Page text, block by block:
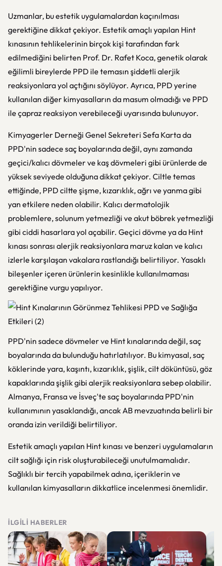
Uzmanlar, bu estetik uygulamalardan kaçınılması
gerektiğine dikkat çekiyor. Estetik amaçlı yapılan Hint
kınasının tehlikelerinin birçok kişi tarafından fark
edilmediğini belirten Prof. Dr. Rafet Koca, genetik olarak
eğilimli bireylerde PPD ile temasın şiddetli alerjik
reaksiyonlara yol açtığını söylüyor. Ayrıca, PPD yerine
kullanılan diğer kimyasalların da masum olmadığı ve PPD
ile çapraz reaksiyon verebileceği uyarısında bulunuyor.
Kimyagerler Derneği Genel Sekreteri Sefa Karta da
PPD'nin sadece saç boyalarında değil, aynı zamanda
geçici/kalıcı dövmeler ve kaş dövmeleri gibi ürünlerde de
yüksek seviyede olduğuna dikkat çekiyor. Ciltle temas
ettiğinde, PPD ciltte şişme, kızarıklık, ağrı ve yanma gibi
yan etkilere neden olabilir. Kalıcı dermatolojik
problemlere, solunum yetmezliği ve akut böbrek yetmezliği
gibi ciddi hasarlara yol açabilir. Geçici dövme ya da Hint
kınası sonrası alerjik reaksiyonlara maruz kalan ve kalıcı
izlerle karşılaşan vakalara rastlandığı belirtiliyor. Yasaklı
bileşenler içeren ürünlerin kesinlikle kullanılmaması
gerektiğine vurgu yapılıyor.
PPD'nin sadece dövmeler ve Hint kınalarında değil, saç
boyalarında da bulunduğu hatırlatılıyor. Bu kimyasal, saç
köklerinde yara, kaşıntı, kızarıklık, şişlik, cilt döküntüsü, göz
kapaklarında şişlik gibi alerjik reaksiyonlara sebep olabilir.
Almanya, Fransa ve İsveç'te saç boyalarında PPD'nin
kullanımının yasaklandığı, ancak AB mevzuatında belirli bir
oranda izin verildiği belirtiliyor.
Estetik amaçlı yapılan Hint kınası ve benzeri uygulamaların
cilt sağlığı için risk oluşturabileceği unutulmamalıdır.
Sağlıklı bir tercih yapabilmek adına, içeriklerin ve
kullanılan kimyasalların dikkatlice incelenmesi önemlidir.
İLGILI HABERLER